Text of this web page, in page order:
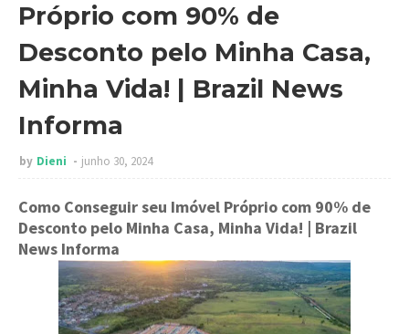
Próprio com 90% de
Desconto pelo Minha Casa,
Minha Vida! | Brazil News
Informa
by Dieni junho 30, 2024
Como Conseguir seu Imóvel Próprio com 90% de
Desconto pelo Minha Casa, Minha Vida! | Brazil
News Informa